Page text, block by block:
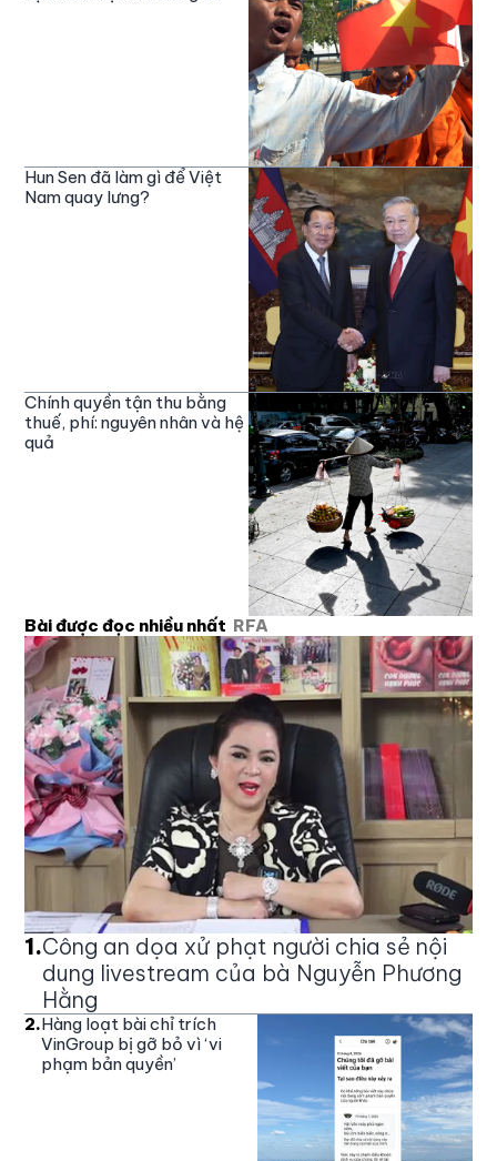
Hun Sen đã làm gì để Việt
Nam quay lưng?
Chính quyền tận thu bằng
thuế, phí: nguyên nhân và hệ
quả
Bài được đọc nhiều nhất RFA
1.Công an dọa xử phạt người chia sẻ nội
dung livestream của bà Nguyễn Phương
Hằng
2.Hàng loạt bài chỉ trích
VinGroup bị gỡ bỏ vì ‘vi
phạm bản quyền’